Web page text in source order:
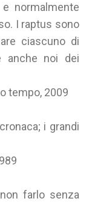
normalmente
I raptus sono
ciascuno di
anche noi dei
tempo, 2009
i grandi
farlo senza